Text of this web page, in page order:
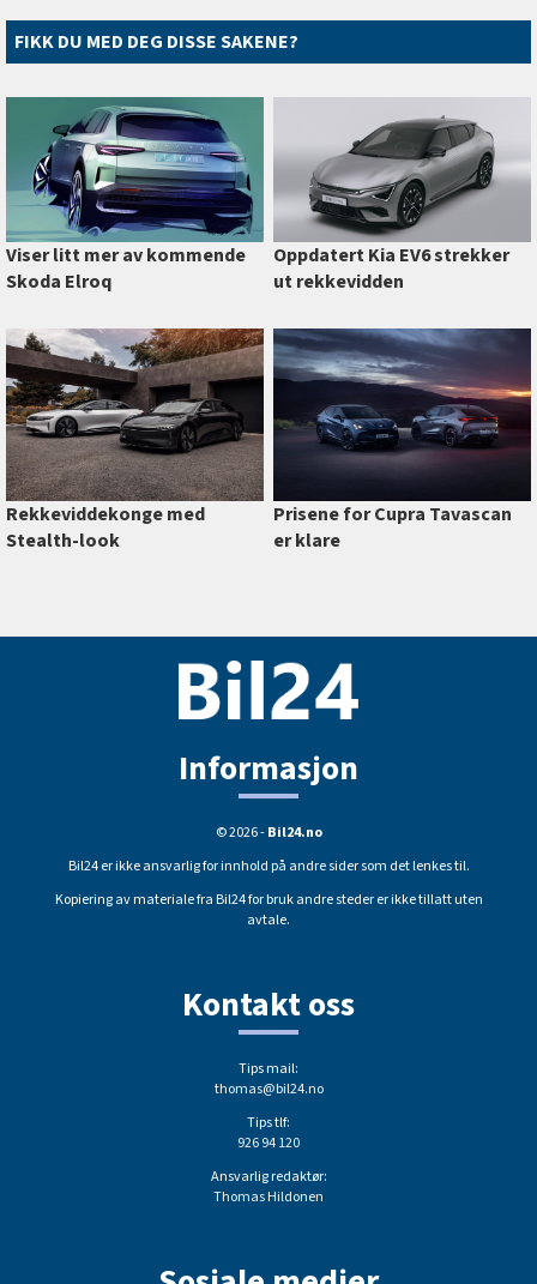
FIKK DU MED DEG DISSE SAKENE?
Viser litt mer av kommende
Skoda Elroq
Oppdatert Kia EV6 strekker
ut rekkevidden
Rekkeviddekonge med
Stealth-look
Prisene for Cupra Tavascan
er klare
Informasjon
© 2026 -Bil24.no
Bil24 er ikke ansvarlig for innhold på andre sider som det lenkes til.
Kopiering av materiale fra Bil24 for bruk andre steder er ikke tillatt uten
avtale.
Kontakt oss
Tips mail:
thomas@bil24.no
Tips tlf:
926 94 120
Ansvarlig redaktør:
Thomas Hildonen